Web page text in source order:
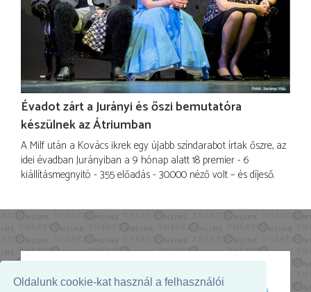
Oldalunk cookie-kat használ a felhasználói
Évadot zárt a Jurányi és őszi bemutatóra
készülnek az Átriumban
A Milf után a Kovács ikrek egy újabb színdarabot írtak őszre, az
idei évadban Jurányiban a 9 hónap alatt 18 premier - 6
kiállításmegnyitó - 355 előadás - 30.000 néző volt – és díjeső.